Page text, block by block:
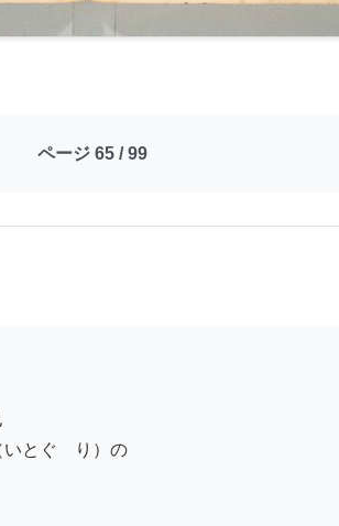
ページ 65 / 99
とぐゝり）の